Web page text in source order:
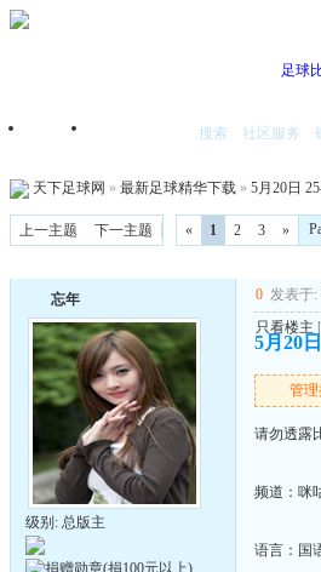
足球
首页 搜索 社区服务
天下足球网 » 最新足球精华下载 » 5月20日
上一主题 下一主题 « 1 2 3 »
忘年
级别: 总版主
0 发表于:
只看楼主
5月20
管理
请勿透露
频道：咪
语言：国